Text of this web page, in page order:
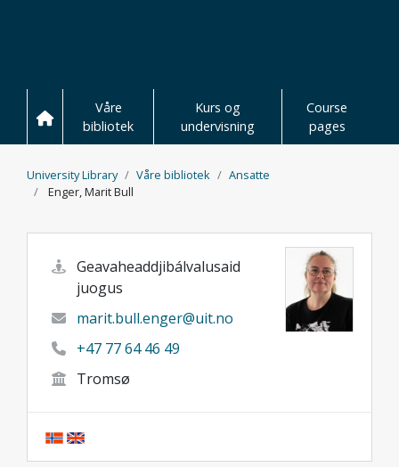
Våre
bibliotek
Kurs og
undervisning
Course
pages
University Library Våre bibliotek
Ansatte
Enger, Marit Bull
Geavaheaddjibálvalusaid
juogus
marit.bull.enger@uit.no
+47 77 64 46 49
Tromsø